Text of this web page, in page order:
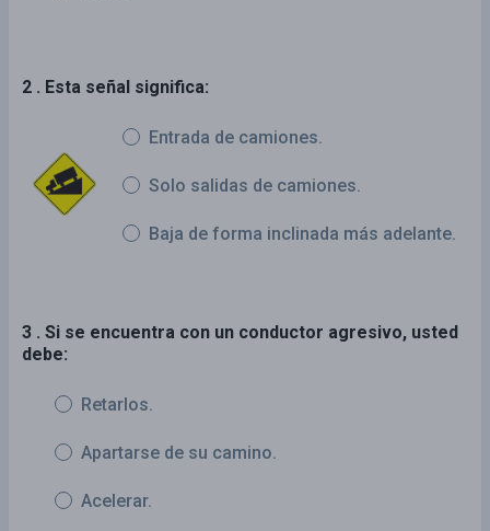
2 . Esta señal significa:
Entrada de camiones.
Solo salidas de camiones.
Baja de forma inclinada más adelante.
3 . Si se encuentra con un conductor agresivo, usted
debe:
Retarlos.
Apartarse de su camino.
Acelerar.